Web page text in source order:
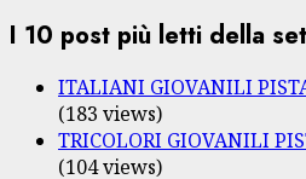
I 10 post più letti della
ITALIANI GIOVANILI
(183 views)
TRICOLORI GIOVANILI
(104 views)